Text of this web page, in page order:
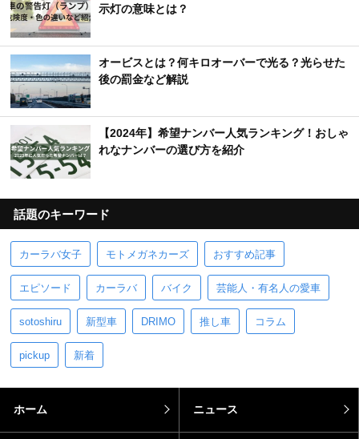
示灯の意味とは？
オービスとは？何キロオーバーで光る？光らせた
後の罰金など解説
【2024年】希望ナンバー人気ランキング！おしゃ
れなナンバーの選び方を紹介
話題のキーワード
カーラバ女子 モトメガネカーズ おすすめ記事
エピソード カーラバ バイク 芸能人・有名人の愛車
sotoshiru 新型車 DRIMO 推し車 コラム
pickup 新着
ホーム ニュース